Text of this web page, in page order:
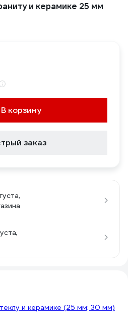
и керамике 25 мм
В корзину
заказ